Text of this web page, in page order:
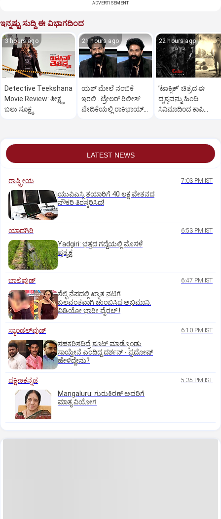
ADVERTISEMENT
ಇನ್ನಷ್ಟು ಸುದ್ದಿ ಈ ವಿಭಾಗದಿಂದ
3 hours ago
Detective Teekshana
Movie Review: ತೀಕ್ಷ್ಣ
ಬಲು ಸೂಕ್ಷ್ಮ
21 hours ago
ಯಶ್‌ ಮೇಲೆ ನಂಬಿಕೆ
ಇರಲಿ.. ಟ್ರೇಲರ್‌ ರಿಲೀಸ್‌
ವೇದಿಕೆಯಲ್ಲಿ ರಾಕಿಭಾಯ್‌
22 hours ago
ʼಟಾಕ್ಸಿಕ್‌ʼ ಚಿತ್ರದ ಈ
ದೃಶ್ಯವನ್ನು ಹಿಂದಿ
ಸಿನಿಮಾದಿಂದ ಕಾಪಿ
LATEST NEWS
ರಾಷ್ಟ್ರೀಯ 7:03 PM IST
ಯುಪಿಎಸ್ಸಿ ತಯಾರಿಗೆ 40 ಲಕ್ಷ ವೇತನದ
ನೌಕರಿ ತಿರಸ್ಕರಿಸಿದ!
ಯಾದಗಿರಿ 6:53 PM IST
Yadgiri: ಭತ್ತದ ಗದ್ದೆಯಲ್ಲಿ ಮೊಸಳೆ
ಪ್ರತ್ಯಕ್ಷ
ಬಾಲಿವುಡ್‌ 6:47 PM IST
ಸೆಲ್ಫಿ ನೆಪದಲ್ಲಿ ಖ್ಯಾತ ನಟಿಗೆ
ಬಲವಂತವಾಗಿ ಚುಂಬಿಸಿದ ಅಭಿಮಾನಿ:
ವಿಡಿಯೋ ಭಾರೀ ವೈರಲ್.!
ಸ್ಯಾಂಡಲ್‌ವುಡ್‌ 6:10 PM IST
ಸಹಕರಿಸದಿದ್ರೆ ಶೂಟ್‌ ಮಾಡ್ಕೊಂಡು
ಸಾಯ್ತೇನೆ ಎಂದಿದ್ದ ದರ್ಶನ್‌ - ಪ್ರದೋಷ್‌
ಹೇಳಿದ್ದೇನು?
ದಕ್ಷಿಣಕನ್ನಡ 5:35 PM IST
Mangaluru: ಗುರುಕಿರಣ್ ಅವರಿಗೆ
ಮಾತೃ ವಿಯೋಗ